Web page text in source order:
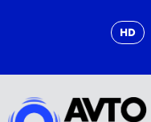
HD
- ТВІЙ РУХ